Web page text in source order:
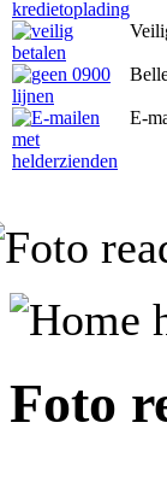
E-
Foto